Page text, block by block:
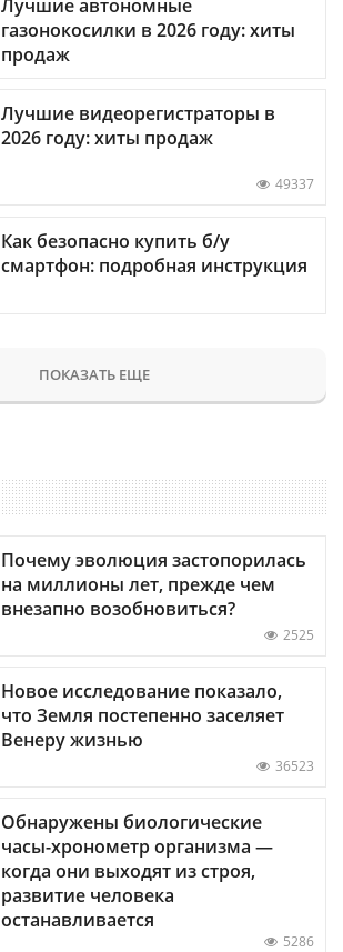
Лучшие автономные
газонокосилки в 2026 году: хиты
продаж
Лучшие видеорегистраторы в
2026 году: хиты продаж
49337
Как безопасно купить б/у
смартфон: подробная инструкция
ПОКАЗАТЬ ЕЩЕ
Почему эволюция застопорилась
на миллионы лет, прежде чем
внезапно возобновиться?
2525
Новое исследование показало,
что Земля постепенно заселяет
Венеру жизнью
36523
Обнаружены биологические
часы-хронометр организма —
когда они выходят из строя,
развитие человека
останавливается
5286